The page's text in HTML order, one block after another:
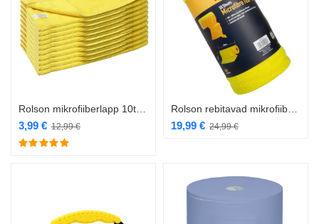
12,99€
3,99 € 24,99€
19,99 €